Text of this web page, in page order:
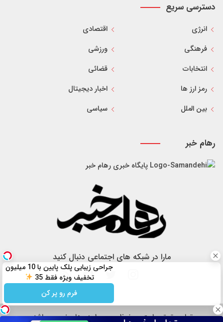
دسترسی سریع
انرژی
اقتصادی
فرهنگی
ورزشی
انتخابات
قضائی
رمز ارز ها
اخبار دیجیتال
بین الملل
سیاسی
رهام خبر
پایگاه خبری رهام خبر
مارا در شبکه های اجتماعی دنبال کنید
تمام حقوق سایت محفوظ و مربوط به رهام خبر می باشد.
جراحی زیبایی پلک پایین با 10 میلیون
تخفیف ویژه فقط 35
فرم رو پر کن